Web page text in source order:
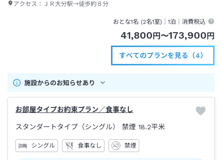
アクセス： ＪＲ大分駅→徒歩約８分
おとな1名 (2名1室)｜1泊 ｜消費税込
41,800 円 〜173,900 円
すべてのプランを見る（4）
施設からのお知らせあり
お部屋タイプお約束プラン／食事なし
スタンダートタイプ（シングル） 禁煙 18.2平米
シングル 食事なし 禁煙